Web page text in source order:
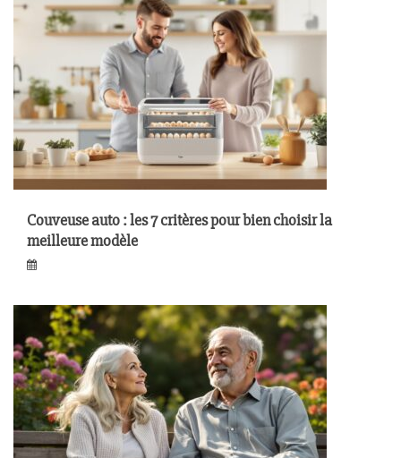
Couveuse auto : les 7 critères pour bien choisir la
meilleure modèle